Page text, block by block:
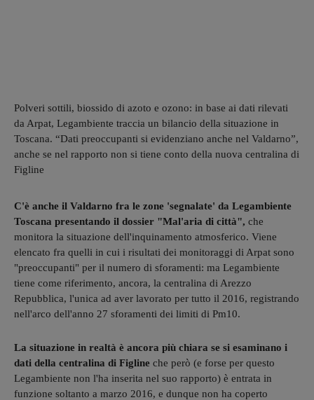
Polveri sottili, biossido di azoto e ozono: in base ai dati rilevati
da Arpat, Legambiente traccia un bilancio della situazione in
Toscana. “Dati preoccupanti si evidenziano anche nel Valdarno”,
anche se nel rapporto non si tiene conto della nuova centralina di
Figline
C'è anche il Valdarno fra le zone 'segnalate' da Legambiente
Toscana presentando il dossier "Mal'aria di città", che
monitora la situazione dell'inquinamento atmosferico. Viene
elencato fra quelli in cui i risultati dei monitoraggi di Arpat sono
"preoccupanti" per il numero di sforamenti: ma Legambiente
tiene come riferimento, ancora, la centralina di Arezzo
Repubblica, l'unica ad aver lavorato per tutto il 2016, registrando
nell'arco dell'anno 27 sforamenti dei limiti di Pm10.
La situazione in realtà è ancora più chiara se si esaminano i
dati della centralina di Figline che però (e forse per questo
Legambiente non l'ha inserita nel suo rapporto) è entrata in
funzione soltanto a marzo 2016, e dunque non ha coperto